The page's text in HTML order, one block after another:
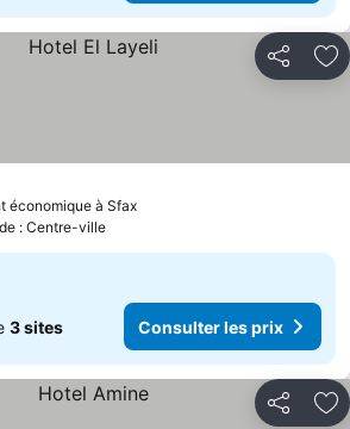
Partager
économique à SfaxConsulter les prix
les prix
: Centre-ville
3 sites Consulter les prix
Partager